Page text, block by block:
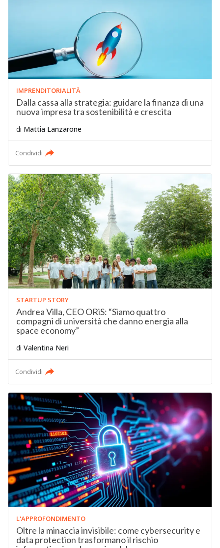
IMPRENDITORIALITÀ
Dalla cassa alla strategia: guidare la finanza di una
nuova impresa tra sostenibilità e crescita
di Mattia Lanzarone
Condividi
STARTUP STORY
Andrea Villa, CEO ORiS: “Siamo quattro
compagni di università che danno energia alla
space economy”
di Valentina Neri
Condividi
L'APPROFONDIMENTO
Oltre la minaccia invisibile: come cybersecurity e
data protection trasformano il rischio